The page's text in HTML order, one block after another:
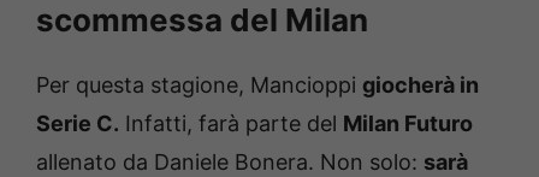
scommessa del Milan
Per questa stagione, Mancioppi giocherà in
Serie C. Infatti, farà parte del Milan Futuro
allenato da Daniele Bonera. Non solo: sarà